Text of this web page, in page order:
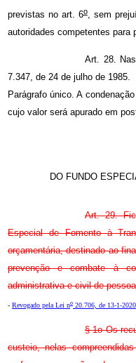
previstas no art. 6o, sem
autoridades competentes para
Art. 28.
7.347, de 24 de julho de 1985.
Parágrafo único. A
cujo valor será apurado em
DO FUNDO
Art. 29.
Especial de Fomento à
orçamentária, destinado ao
prevenção e combate à
administrativa e civil de
- Revogado pela Lei no 20.706, de 13-1-2020
§ 1o Os
custeio, nelas